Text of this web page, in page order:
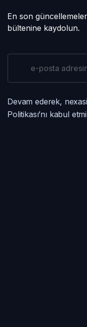
En son
bültenine kaydolun.
Devam ederek,
Politikası’nı kabul